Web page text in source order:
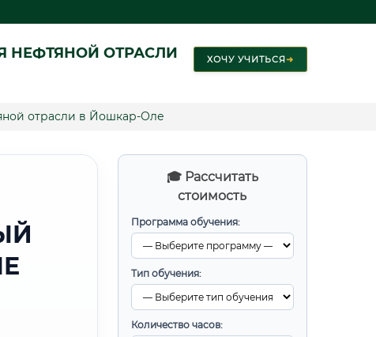
НЕФТЯНОЙ ОТРАСЛИ ХОЧУ УЧИТЬСЯ➜
отрасли в Йошкар-Оле
🎓 Рассчитать
стоимость
Программа обучения:
Тип обучения:
Количество часов: